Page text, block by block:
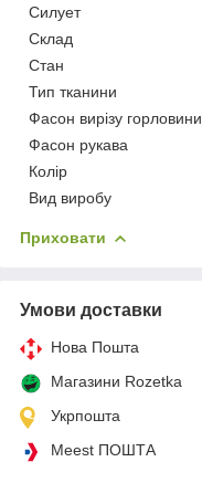
Силует
Склад
Стан
Тип тканини
Фасон вирізу горловини
Фасон рукава
Колір
Вид виробу
Приховати
Умови доставки
Нова Пошта
Магазини Rozetka
Укрпошта
Meest ПОШТА